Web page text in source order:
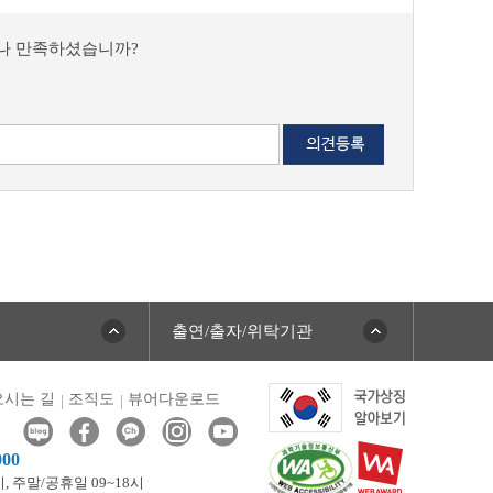
만족하셨습니까?
출연/출자/위탁기관
시는 길 조직도 뷰어다운로드
, 주말/공휴일 09~18시